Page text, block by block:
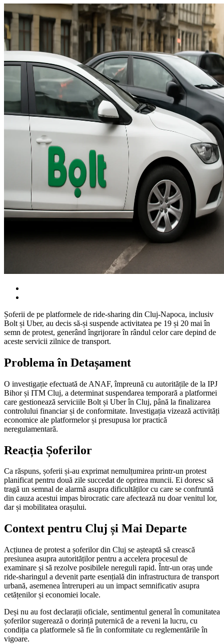
Șoferii de pe platformele de ride-sharing din Cluj-Napoca, inclusiv
Bolt și Uber, au decis să-și suspende activitatea pe 19 și 20 mai în
semn de protest, generând îngrijorare în rândul celor care depind de
aceste servicii zilnice de transport.
Problema în Detașament
O investigație efectuată de ANAF, împreună cu autoritățile de la IPJ
Bihor și ITM Cluj, a determinat suspendarea temporară a platformei
care gestionează serviciile Bolt și Uber în Cluj, până la finalizarea
controlului financiar și de conformitate. Investigația vizează activități
economice ale platformelor și presupusa lor practică
neregulamentară.
Reacția Șoferilor
Ca răspuns, șoferii și-au exprimat nemulțumirea printr-un protest
planificat pentru două zile succedat de oprirea muncii. Ei doresc să
tragă un semnal de alarmă asupra dificultăților cu care se confruntă
din cauza acestui impas birocratic care afectează nu doar venitul lor,
dar și mobilitatea orașului.
Context pentru Cluj și Mai Departe
Acțiunea de protest a șoferilor din Cluj se așteaptă să crească
presiunea asupra autorităților pentru a accelera procesul de
examinare și să rezolve posibilele nereguli rapid. Într-un oraș unde
ride-sharingul a devenit parte esențială din infrastructura de transport
urbană, asemenea întreruperi au un impact semnificativ asupra
cetățenilor și economiei locale.
Deși nu au fost declarații oficiale, sentimentul general în comunitatea
șoferilor sugerează o dorință puternică de a reveni la lucru, cu
condiția ca platformele să fie în conformitate cu reglementările în
vigoare.